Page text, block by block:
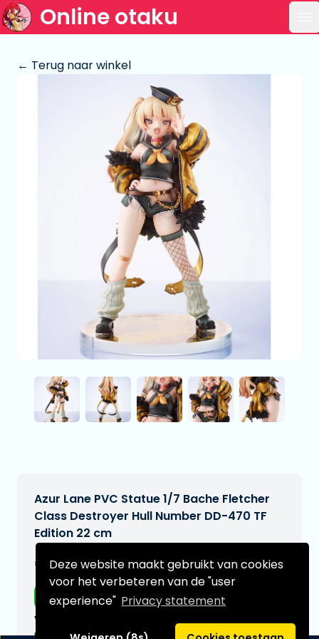
Deze website maakt gebruikt van cookies
voor het verbeteren van de "user
experience" Privacy statement
Online otaku
← Terug naar winkel
Azur Lane PVC Statue 1/7 Bache Fletcher
Class Destroyer Hull Number DD-470 TF
Edition 22 cm
€199,95[Onder voorbehoud]
Gratis verzending
Verwachtte leverdatum:
n.v.t.